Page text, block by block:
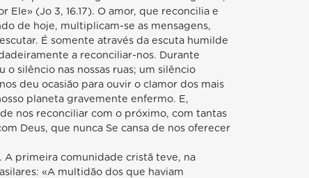
Ele» (Jo 3, 16.17). O amor, que reconcilia e
de hoje, multiplicam-se as mensagens,
É somente através da escuta humilde
a reconciliar-nos. Durante
o silêncio nas nossas ruas; um silêncio
deu ocasião para ouvir o clamor dos mais
planeta gravemente enfermo. E,
nos reconciliar com o próximo, com tantas
Deus, que nunca Se cansa de nos oferecer
A primeira comunidade cristã teve, na
«A multidão dos que haviam